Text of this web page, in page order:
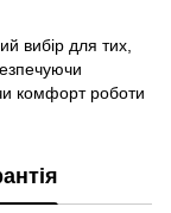
вибір для тих,
комфорт роботи